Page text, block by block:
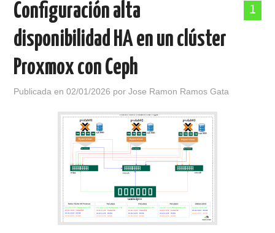
POLÍTICA DE PRIVACIDAD
1
Configuración alta
disponibilidad HA en un clúster
Proxmox con Ceph
Publicada en02/01/2026 porJose Ramon Ramos Gata